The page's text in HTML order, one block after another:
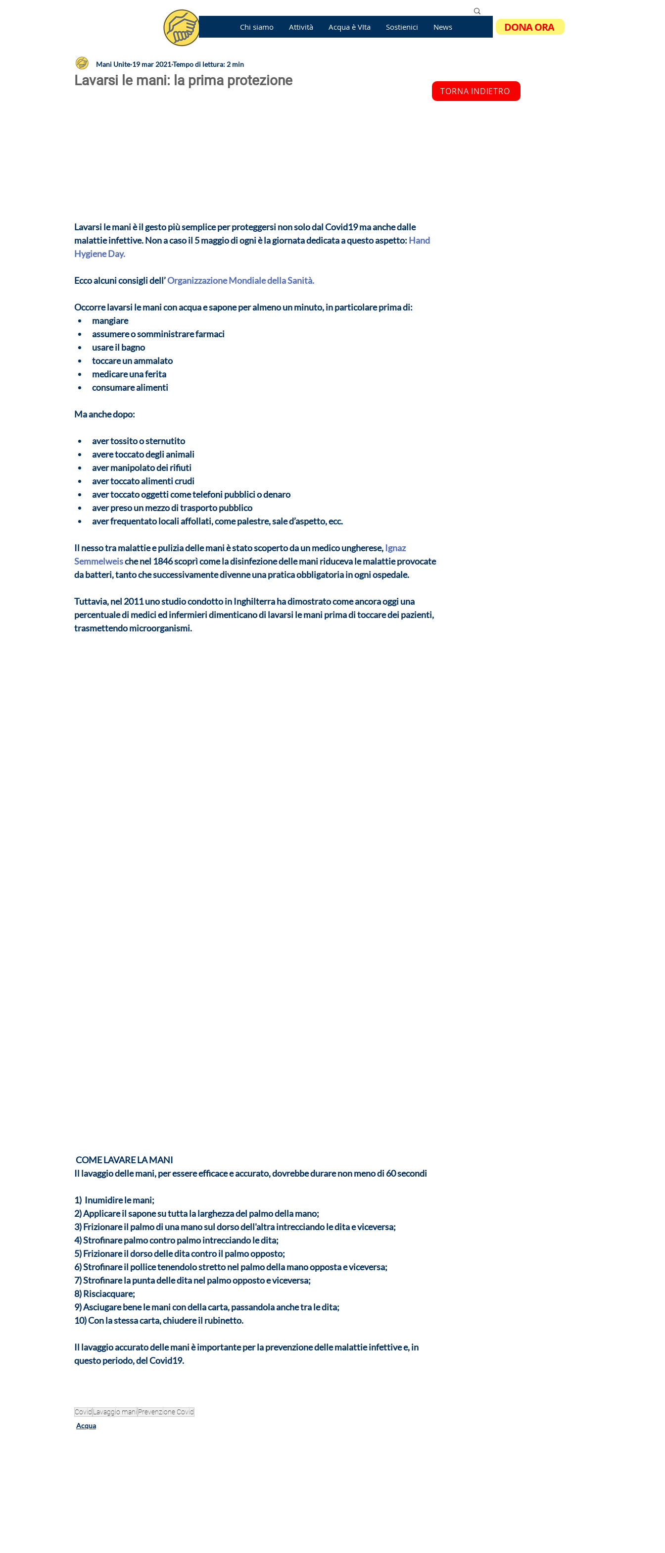
Chi siamo Attività Acqua è VIta Sostienici News DONA ORA
Lavarsi le mani: la prima protezione
Mani Unite 19 mar 2021Tempo di lettura: 2 min
Lavarsi le mani è il gesto più semplice per proteggersi non solo dal Covid19 ma anche dalle
malattie infettive. Non a caso il 5 maggio di ogni è la giornata dedicata a questo aspetto: Hand
Hygiene Day.
Ecco alcuni consigli dell’ Organizzazione Mondiale della Sanità.
Occorre lavarsi le mani con acqua e sapone per almeno un minuto, in particolare prima di:
mangiare
assumere o somministrare farmaci
usare il bagno
toccare un ammalato
medicare una ferita
consumare alimenti
Ma anche dopo:
aver tossito o sternutito
avere toccato degli animali
aver manipolato dei rifiuti
aver toccato alimenti crudi
aver toccato oggetti come telefoni pubblici o denaro
aver preso un mezzo di trasporto pubblico
aver frequentato locali affollati, come palestre, sale d’aspetto, ecc.
Il nesso tra malattie e pulizia delle mani è stato scoperto da un medico ungherese, Ignaz
Semmelweis che nel 1846 scoprì come la disinfezione delle mani riduceva le malattie provocate
da batteri, tanto che successivamente divenne una pratica obbligatoria in ogni ospedale.
Tuttavia, nel 2011 uno studio condotto in Inghilterra ha dimostrato come ancora oggi una
percentuale di medici ed infermieri dimenticano di lavarsi le mani prima di toccare dei pazienti,
trasmettendo microorganismi.
COME LAVARE LA MANI
Il lavaggio delle mani, per essere efficace e accurato, dovrebbe durare non meno di 60 secondi
1)  Inumidire le mani;
2) Applicare il sapone su tutta la larghezza del palmo della mano;
3) Frizionare il palmo di una mano sul dorso dell'altra intrecciando le dita e viceversa;
4) Strofinare palmo contro palmo intrecciando le dita;
5) Frizionare il dorso delle dita contro il palmo opposto;
6) Strofinare il pollice tenendolo stretto nel palmo della mano opposta e viceversa;
7) Strofinare la punta delle dita nel palmo opposto e viceversa;
8) Risciacquare;
9) Asciugare bene le mani con della carta, passandola anche tra le dita;
10) Con la stessa carta, chiudere il rubinetto.
Il lavaggio accurato delle mani è importante per la prevenzione delle malattie infettive e, in
questo periodo, del Covid19.
Covid Lavaggio mani Prevenzione Covid
Acqua
TORNA INDIETRO